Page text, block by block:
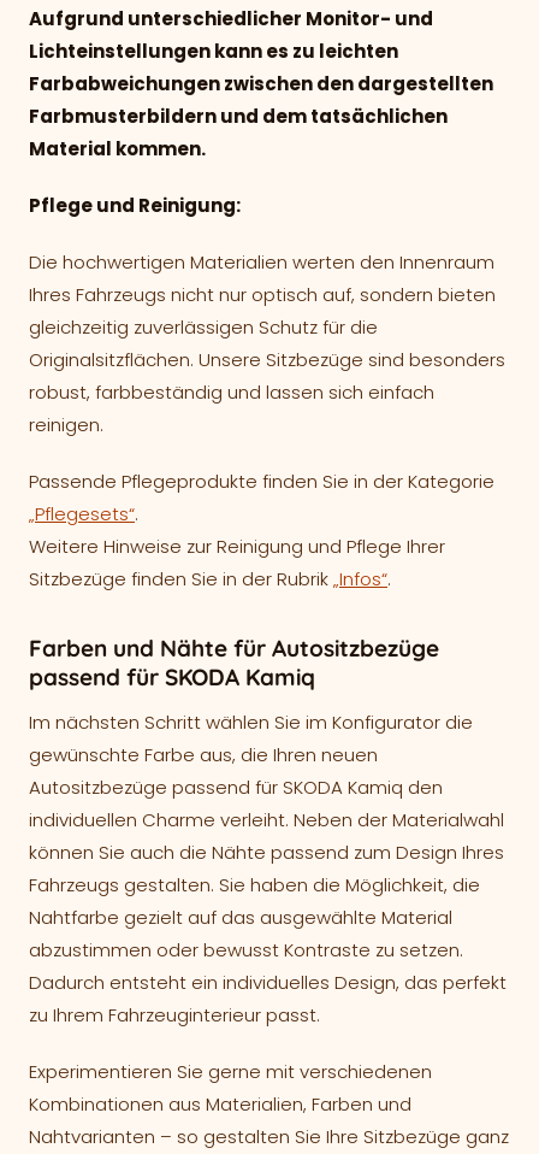
Aufgrund unterschiedlicher Monitor- und
Lichteinstellungen kann es zu leichten
Farbabweichungen zwischen den dargestellten
Farbmusterbildern und dem tatsächlichen
Material kommen.
Pflege und Reinigung:
Die hochwertigen Materialien werten den Innenraum
Ihres Fahrzeugs nicht nur optisch auf, sondern bieten
gleichzeitig zuverlässigen Schutz für die
Originalsitzflächen. Unsere Sitzbezüge sind besonders
robust, farbbeständig und lassen sich einfach
reinigen.
Passende Pflegeprodukte finden Sie in der Kategorie
„Pflegesets“.
Weitere Hinweise zur Reinigung und Pflege Ihrer
Sitzbezüge finden Sie in der Rubrik„Infos“.
Farben und Nähte für Autositzbezüge
passend für SKODA Kamiq
Im nächsten Schritt wählen Sie im Konfigurator die
gewünschte Farbe aus, die Ihren neuen
Autositzbezüge passend für SKODA Kamiq den
individuellen Charme verleiht. Neben der Materialwahl
können Sie auch die Nähte passend zum Design Ihres
Fahrzeugs gestalten. Sie haben die Möglichkeit, die
Nahtfarbe gezielt auf das ausgewählte Material
abzustimmen oder bewusst Kontraste zu setzen.
Dadurch entsteht ein individuelles Design, das perfekt
zu Ihrem Fahrzeuginterieur passt.
Experimentieren Sie gerne mit verschiedenen
Kombinationen aus Materialien, Farben und
Nahtvarianten – so gestalten Sie Ihre Sitzbezüge ganz